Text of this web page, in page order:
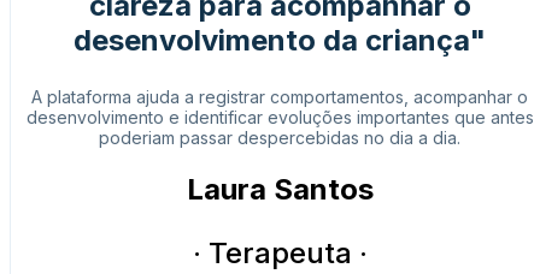
desenvolvimento da criança"
A plataforma ajuda a registrar comportamentos, acompanhar o
desenvolvimento e identificar evoluções importantes que antes
poderiam passar despercebidas no dia a dia.
Laura Santos
· Terapeuta ·